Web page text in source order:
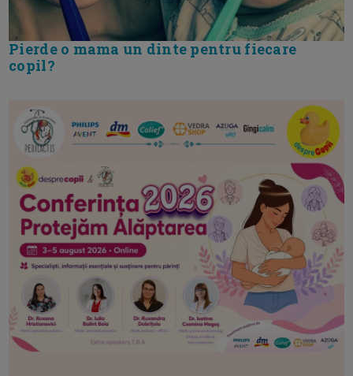
Pierde o mama un dinte pentru fiecare
copil?